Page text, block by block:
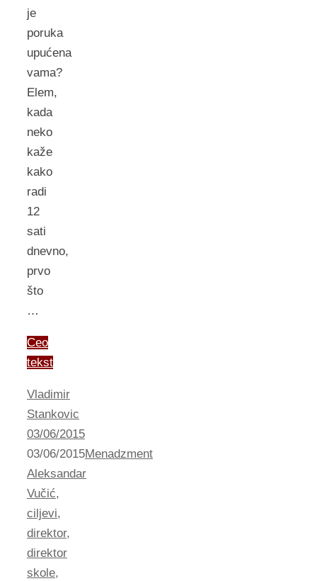
je
poruka
upućena
vama?
Elem,
kada
neko
kaže
kako
radi
12
sati
dnevno,
prvo
što
…
Ceo
tekst
Vladimir
Stankovic
03/06/2015
03/06/2015Menadzment
Aleksandar
Vučić,
ciljevi,
direktor,
direktor
skole,